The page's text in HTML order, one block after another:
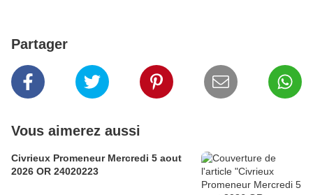
Partager
Vous aimerez aussi
Civrieux Promeneur Mercredi 5 aout
2026 OR 24020223